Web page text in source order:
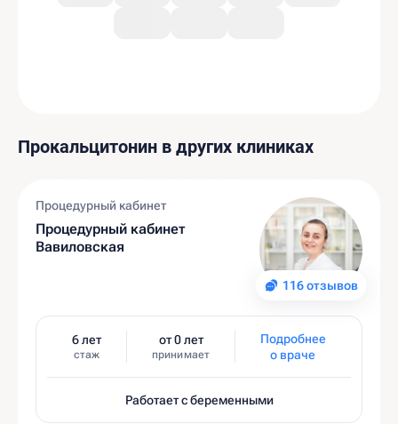
Прокальцитонин в других клиниках
116 отзывов
Процедурный кабинет
Процедурный кабинет
Вавиловская
6 лет
стаж
от 0 лет
принимает
Подробнее
о враче
Работает с беременными